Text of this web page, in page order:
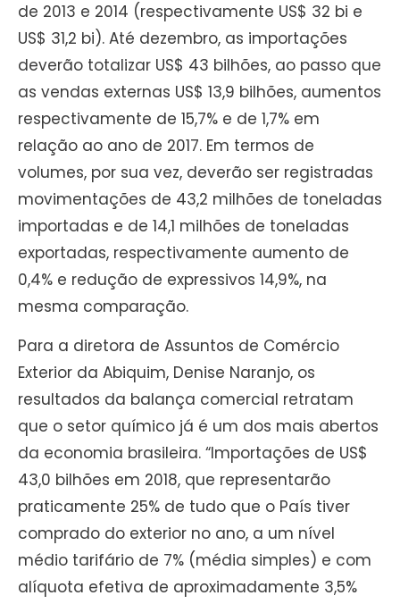
de 2013 e 2014 (respectivamente US$ 32 bi e
US$ 31,2 bi). Até dezembro, as importações
deverão totalizar US$ 43 bilhões, ao passo que
as vendas externas US$ 13,9 bilhões, aumentos
respectivamente de 15,7% e de 1,7% em
relação ao ano de 2017. Em termos de
volumes, por sua vez, deverão ser registradas
movimentações de 43,2 milhões de toneladas
importadas e de 14,1 milhões de toneladas
exportadas, respectivamente aumento de
0,4% e redução de expressivos 14,9%, na
mesma comparação.
Para a diretora de Assuntos de Comércio
Exterior da Abiquim, Denise Naranjo, os
resultados da balança comercial retratam
que o setor químico já é um dos mais abertos
da economia brasileira. “Importações de US$
43,0 bilhões em 2018, que representarão
praticamente 25% de tudo que o País tiver
comprado do exterior no ano, a um nível
médio tarifário de 7% (média simples) e com
alíquota efetiva de aproximadamente 3,5%